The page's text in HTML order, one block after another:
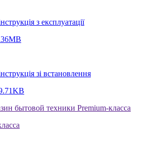
з експлуатації
зі встановлення